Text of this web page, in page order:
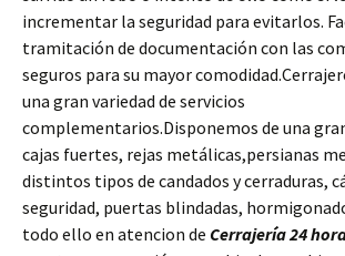
incrementar la seguridad para evitarlos.
tramitación de documentación con las
seguros para su mayor
una gran variedad de servicios
complementarios.Disponemos de una
cajas fuertes, rejas metálicas,persianas
distintos tipos de candados y cerraduras,
seguridad, puertas blindadas,
todo ello en atencion de Cerrajería 24